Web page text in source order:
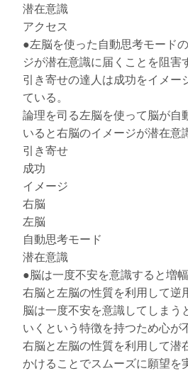
潜在意識
アクセス
●左脳を使った自動思考モード
ジが潜在意識に届くことを阻害
引き寄せの達人は成功をイメー
ている。
論理を司る左脳を使って脳が自
いると右脳のイメージが潜在意
引き寄せ
成功
イメージ
右脳
左脳
自動思考モード
潜在意識
●脳は一度不安を意識すると増
右脳と左脳の性質を利用して逆
脳は一度不安を意識してしまう
いくという特徴を持つため心が
右脳と左脳の性質を利用して潜
かけることでスムーズに願望を